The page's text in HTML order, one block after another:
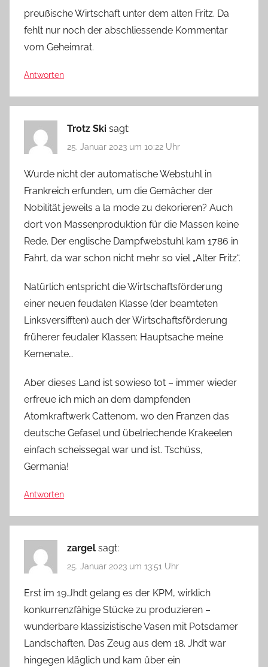
preußische Wirtschaft unter dem alten Fritz. Da
fehlt nur noch der abschliessende Kommentar
vom Geheimrat.
Antworten
Trotz Ski sagt:
25. Januar 2023 um 10:22 Uhr
Wurde nicht der automatische Webstuhl in
Frankreich erfunden, um die Gemächer der
Nobilität jeweils a la mode zu dekorieren? Auch
dort von Massenproduktion für die Massen keine
Rede. Der englische Dampfwebstuhl kam 1786 in
Fahrt, da war schon nicht mehr so viel „Alter Fritz“.
Natürlich entspricht die Wirtschaftsförderung
einer neuen feudalen Klasse (der beamteten
Linksversifften) auch der Wirtschaftsförderung
früherer feudaler Klassen: Hauptsache meine
Kemenate…
Aber dieses Land ist sowieso tot – immer wieder
erfreue ich mich an dem dampfenden
Atomkraftwerk Cattenom, wo den Franzen das
deutsche Gefasel und übelriechende Krakeelen
einfach scheissegal war und ist. Tschüss,
Germania!
Antworten
zargel sagt:
25. Januar 2023 um 13:51 Uhr
Erst im 19.Jhdt gelang es der KPM, wirklich
konkurrenzfähige Stücke zu produzieren –
wunderbare klassizistische Vasen mit Potsdamer
Landschaften. Das Zeug aus dem 18. Jhdt war
hingegen kläglich und kam über ein